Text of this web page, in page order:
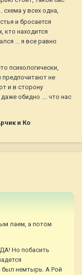
схема у всех одна,
и бросается
кто находится
... я все равно
психологически,
предпочитают не
и в сторону
обидно .... что нас
и Ко
лаем, а потом
Но побасить
немтырь. А Рой